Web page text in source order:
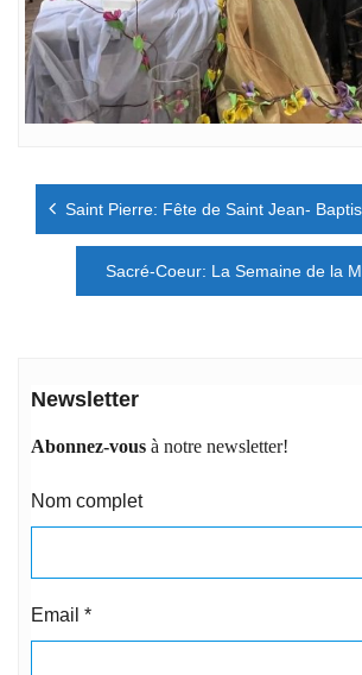
Navigation
Saint Pierre: Fête de Saint Jean-
Sacré-Coeur: La Semaine de la
Newsletter
Abonnez-vous à notre newsletter!
Nom complet
Email *